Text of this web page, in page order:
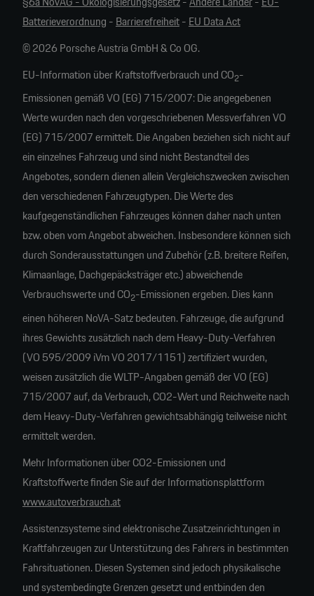
Batterieverordnung -Barrierefreiheit-EU Data Act
© 2026 Porsche Austria GmbH & Co OG.
EU-Information über Kraftstoffverbrauch und CO2-
Emissionen gemäß VO (EG) 715/2007: Die angegebenen
Werte wurden nach den vorgeschriebenen Messverfahren VO
(EG) 715/2007 ermittelt. Die Angaben beziehen sich nicht auf
ein einzelnes Fahrzeug und sind nicht Bestandteil des
Angebotes, sondern dienen allein Vergleichszwecken zwischen
den verschiedenen Fahrzeugtypen. Die Werte des
kaufgegenständlichen Fahrzeuges können daher nach unten
bzw. oben vom Angebot abweichen. Insbesondere können sich
durch Sonderausstattungen und Zubehör (z.B. breitere Reifen,
Klimaanlage, Dachgepäcksträger etc.) abweichende
Verbrauchswerte und CO2-Emissionen ergeben. Dies kann
einen höheren NoVA-Satz bedeuten. Fahrzeuge, die aufgrund
ihres Gewichts zusätzlich nach dem Heavy-Duty-Verfahren
(VO 595/2009 iVm VO 2017/1151) zertifiziert wurden,
weisen zusätzlich die WLTP-Angaben gemäß der VO (EG)
715/2007 auf, da Verbrauch, CO2-Wert und Reichweite nach
dem Heavy-Duty-Verfahren gewichtsabhängig teilweise nicht
ermittelt werden.
Mehr Informationen über CO2-Emissionen und
Kraftstoffwerte finden Sie auf der Informationsplattform
www.autoverbrauch.at
Assistenzsysteme sind elektronische Zusatzeinrichtungen in
Kraftfahrzeugen zur Unterstützung des Fahrers in bestimmten
Fahrsituationen. Diesen Systemen sind jedoch physikalische
und systembedingte Grenzen gesetzt und entbinden den